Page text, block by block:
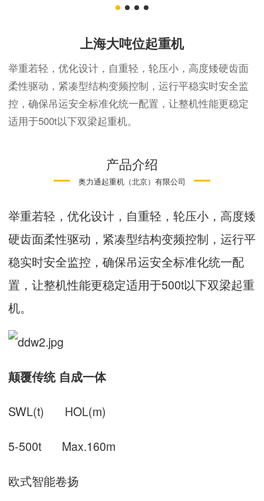
上海大吨位起重机
举重若轻，优化设计，自重轻，轮压小，高度矮硬齿面
柔性驱动，紧凑型结构变频控制，运行平稳实时安全监
控，确保吊运安全标准化统一配置，让整机性能更稳定
适用于500t以下双梁起重机。
产品介绍
奥力通起重机（北京）有限公司
举重若轻，优化设计，自重轻，轮压小，高度矮
硬齿面柔性驱动，紧凑型结构变频控制，运行平
稳实时安全监控，确保吊运安全标准化统一配
置，让整机性能更稳定适用于500t以下双梁起重
机。
颠覆传统 自成一体
SWL(t) HOL(m)
5-500t Max.160m
欧式智能卷扬